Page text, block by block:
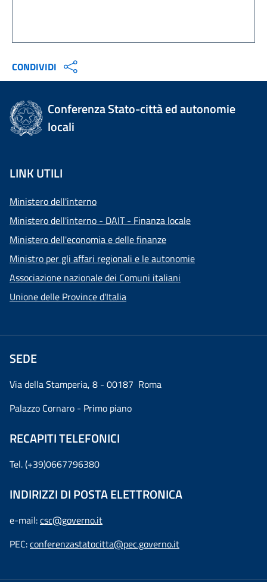
CONDIVIDI
Conferenza Stato-città ed autonomie
locali
LINK UTILI
Ministero dell'interno
Ministero dell'interno - DAIT - Finanza locale
Ministero dell'economia e delle finanze
Ministro per gli affari regionali e le autonomie
Associazione nazionale dei Comuni italiani
Unione delle Province d'Italia
SEDE
Via della Stamperia, 8 - 00187 Roma
Palazzo Cornaro - Primo piano
RECAPITI TELEFONICI
Tel. (+39)0667796380
INDIRIZZI DI POSTA ELETTRONICA
e-mail:csc@governo.it
PEC:conferenzastatocitta@pec.governo.it